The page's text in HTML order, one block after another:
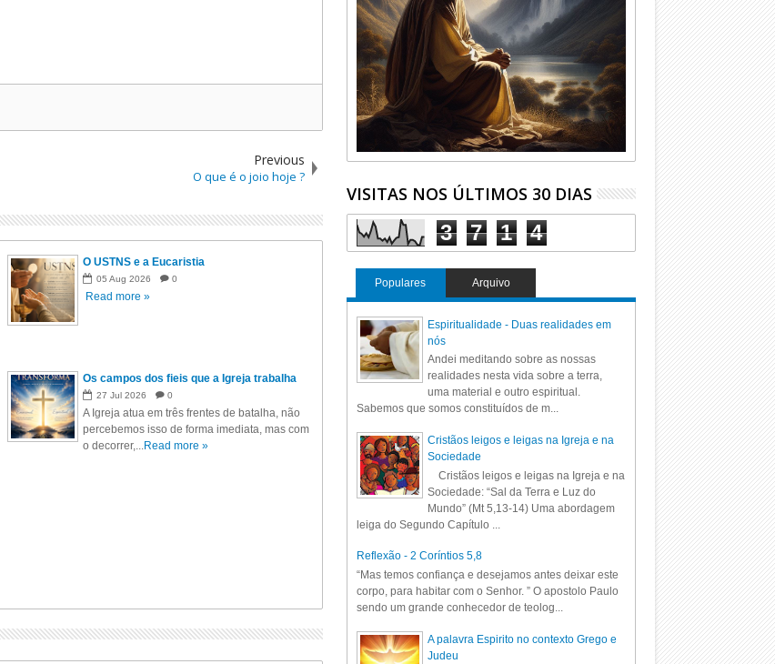
Previous
O que é o joio hoje ?
O USTNS e a Eucaristia
05 Aug 2026 0
Read more »
Os campos dos fieis que a Igreja trabalha
27 Jul 2026 0
A Igreja atua em três frentes de batalha, não
percebemos isso de forma imediata, mas com
o decorrer,...Read more »
VISITAS NOS ÚLTIMOS 30 DIAS
3 7 1 4
Populares Arquivo
Espiritualidade - Duas realidades em
nós
Andei meditando sobre as nossas
realidades nesta vida sobre a terra,
uma material e outro espiritual.
Sabemos que somos constituídos de m...
Cristãos leigos e leigas na Igreja e na
Sociedade
Cristãos leigos e leigas na Igreja e na
Sociedade: “Sal da Terra e Luz do
Mundo” (Mt 5,13-14) Uma abordagem
leiga do Segundo Capítulo ...
Reflexão - 2 Coríntios 5,8
“Mas temos confiança e desejamos antes deixar este
corpo, para habitar com o Senhor. ” O apostolo Paulo
sendo um grande conhecedor de teolog...
A palavra Espirito no contexto Grego e
Judeu